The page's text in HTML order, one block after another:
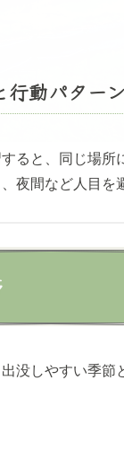
行動パターン
ると、同じ場
夜間など人目を
没しやすい季節